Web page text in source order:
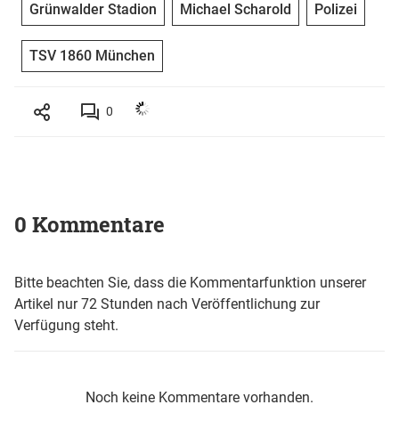
Grünwalder Stadion Michael Scharold Polizei
TSV 1860 München
0
0 Kommentare
Bitte beachten Sie, dass die Kommentarfunktion unserer
Artikel nur 72 Stunden nach Veröffentlichung zur
Verfügung steht.
Noch keine Kommentare vorhanden.